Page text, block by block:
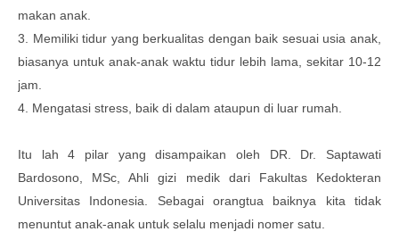
makan anak.
3. Memiliki tidur yang berkualitas dengan baik sesuai usia anak,
biasanya untuk anak-anak waktu tidur lebih lama, sekitar 10-12
jam.
4. Mengatasi stress, baik di dalam ataupun di luar rumah.
Itu lah 4 pilar yang disampaikan oleh DR. Dr. Saptawati
Bardosono, MSc, Ahli gizi medik dari Fakultas Kedokteran
Universitas Indonesia. Sebagai orangtua baiknya kita tidak
menuntut anak-anak untuk selalu menjadi nomer satu.